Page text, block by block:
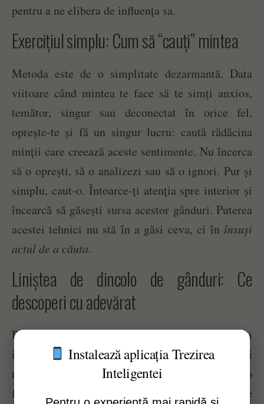
pentru a ne elibera de influența sa.
Exercițiul simplu: Cum să “cauți” mintea
Metoda este de o simplitate dezarmantă. Data
viitoare când mintea te face să te simți anxios,
temător, singur sau deconectat în orice fel,
oprește-te și fă un singur lucru: caută rădăcina
minții care creează aceste sentimente. Nu încerca
să o oprești, să o analizezi sau să o ignori. Pur și
simplu, caut-o. Întoarce-ți atenția spre interior și
încearcă să găsești sursa acestor gânduri. Puterea
acestei tehnici nu stă în a găsi ceva, ci în însuși
actul de a căuta.
Liniștea de dincolo de gânduri: Ce
descoperi cu adevărat
Rezultatul acestui exercițiu este profund și
imediat. În momentul în care începi să cauți
mintea, aceasta dispare. Chiar actul de a o căuta o
face să se dizolve. Este o revelație aproape
Instalează aplicația Trezirea
Inteligentei